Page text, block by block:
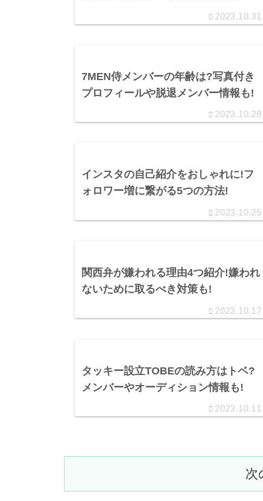
2023.10.31
7MEN侍メンバーの年齢は?写真付き
プロフィールや脱退メンバー情報も!
2023.10.28
インスタの自己紹介をおしゃれに!フ
ォロワー増に繋がる5つの方法!
2023.10.25
関西弁が嫌われる理由4つ紹介!嫌われ
ないために取るべき対策も!
2023.10.17
タッキー設立TOBEの読み方はトベ?
メンバーやオーディション情報も!
2023.10.11
次